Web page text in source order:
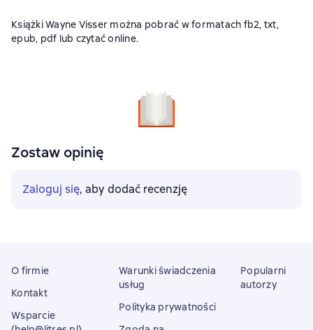
Książki Wayne Visser można pobrać w formatach fb2, txt,
epub, pdf lub czytać online.
Zostaw opinię
Zaloguj się, aby dodać recenzję
O firmie
Kontakt
Wsparcie
Warunki świadczenia
usług
Polityka prywatności
Popularni
autorzy